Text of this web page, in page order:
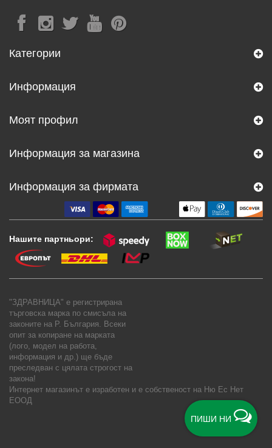
ПИШИ НИ
Категории
Информация
Моят профил
Информация за магазина
Информация за фирмата
Нашите партньори:
"ЗДРАВНИЦА" е регистрирана
търговска марка по смисъла на
законите на Р. България. Всеки
опит за копиране на марката
(лого, модел на работа,
информация и др.) ще бъде
преследван с цялата строгост на
закона!
Интернет магазинът е изработен и е собственост на Ню Ес Нет
ЕООД